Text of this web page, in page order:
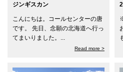
ジンギスカン
こんにちは。コールセンターの唐
です。 先日、念願の北海道へ行っ
てまいりました。...
Read more >